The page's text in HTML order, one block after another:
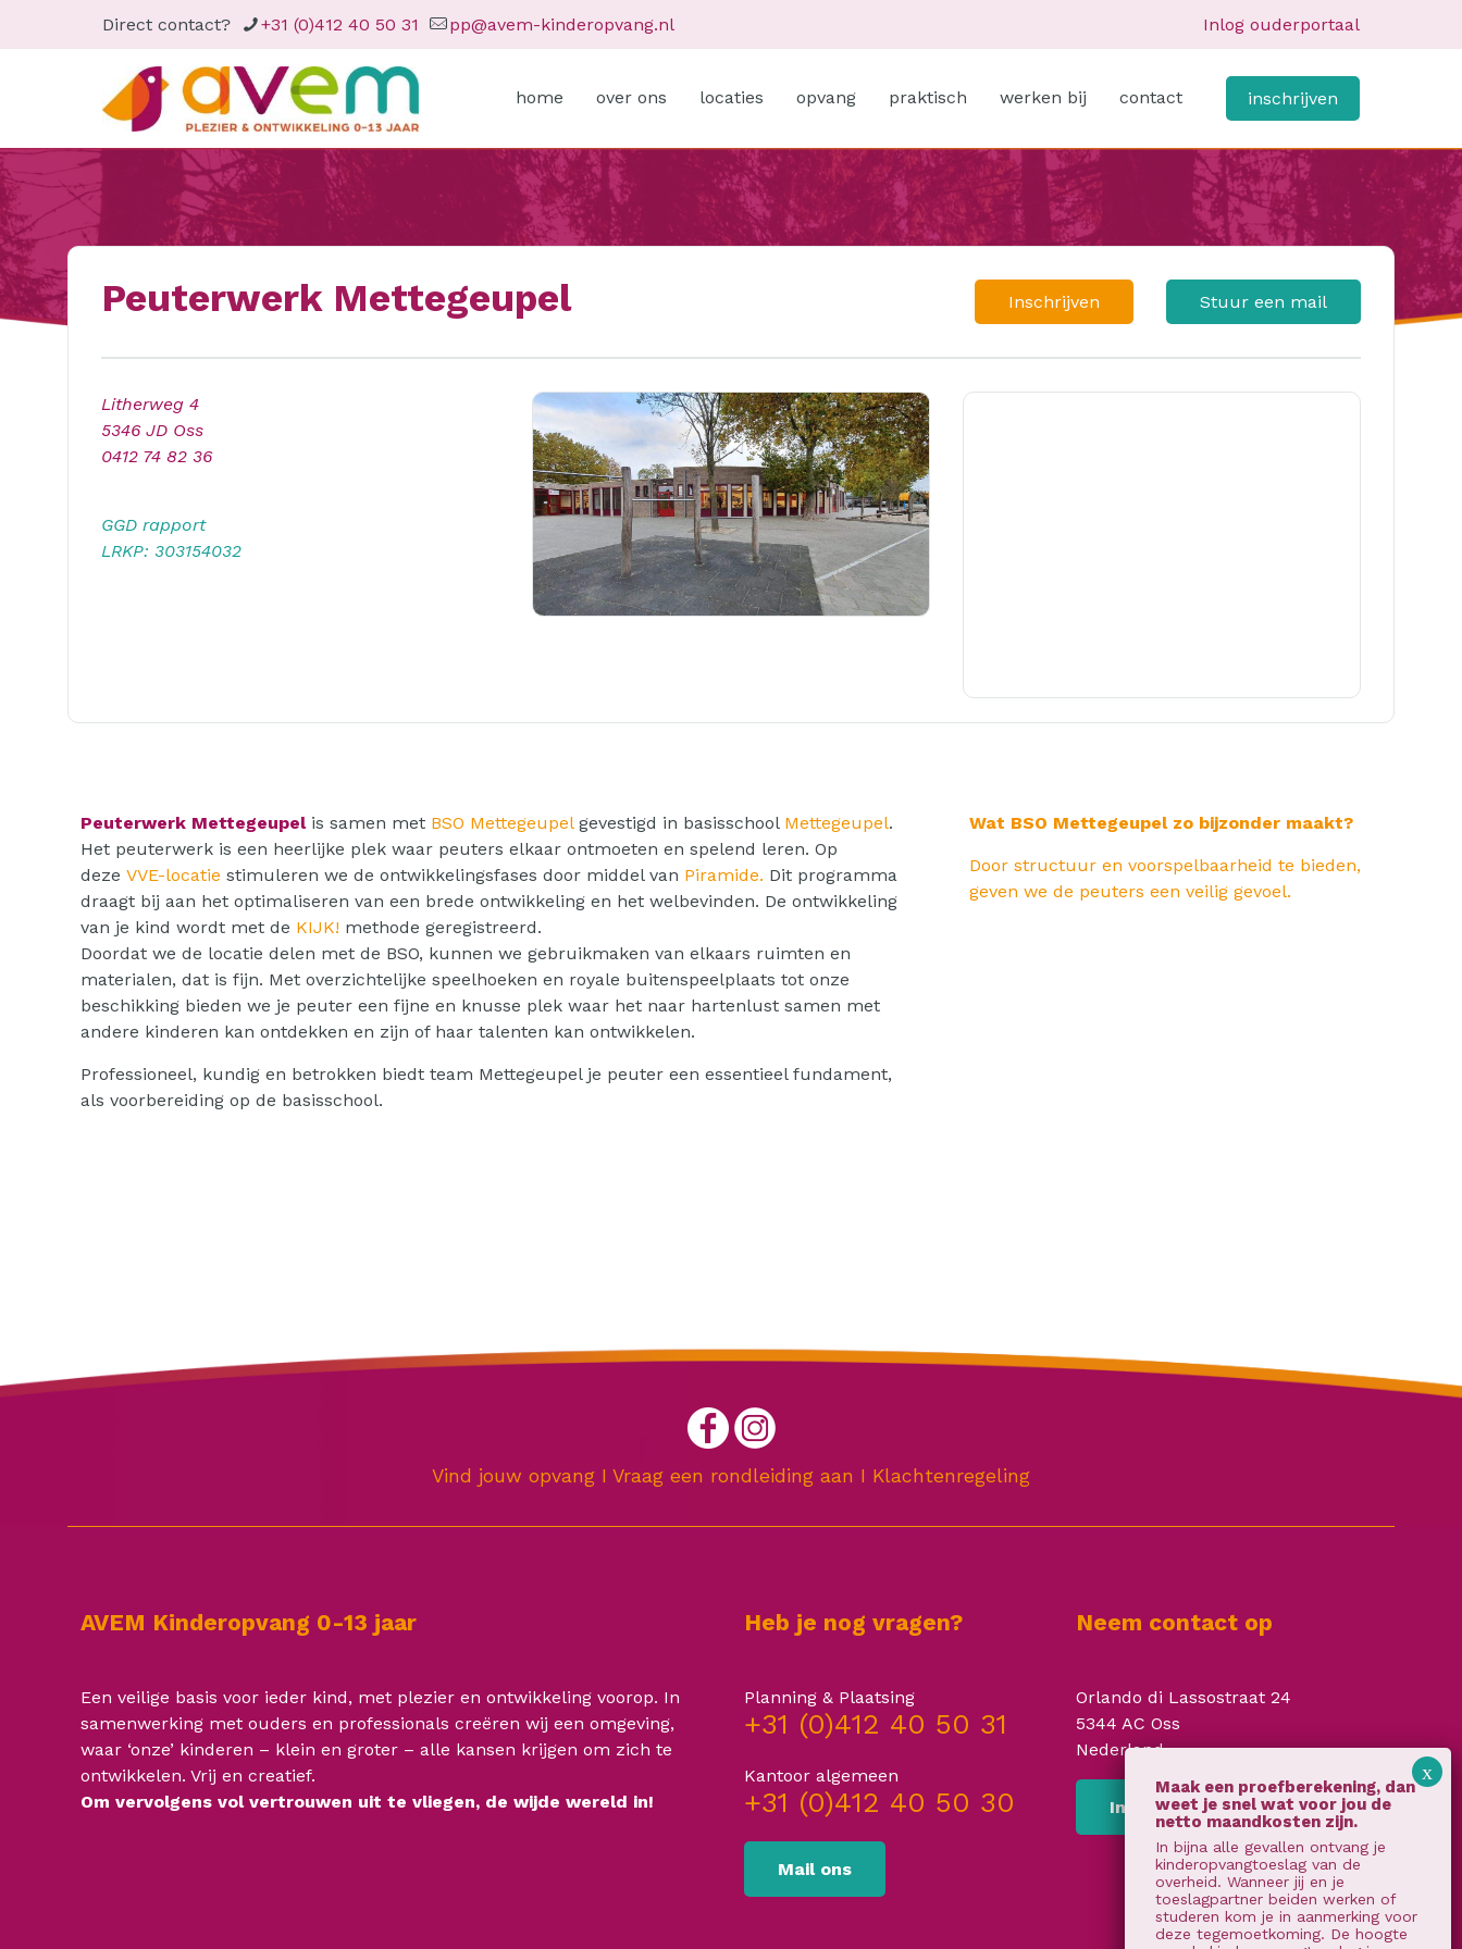
Direct contact? +31 (0)412 40 50 31 pp@avem-kinderopvang.nl Inlog ouderportaal
home over ons locaties opvang praktisch werken bij contact inschrijven
Peuterwerk Mettegeupel Stuur een mail
Inschrijven
Litherweg 4
5346 JD Oss
0412 74 82 36
GGD rapport
LRKP: 303154032
Peuterwerk Mettegeupelis samen met BSO Mettegeupelgevestigd in basisschool Mettegeupel.
Het peuterwerk is een heerlijke plek waar peuters elkaar ontmoeten en spelend leren. Op
dezeVVE-locatie stimuleren we de ontwikkelingsfases door middel van Piramide. Dit programma
draagt bij aan het optimaliseren van een brede ontwikkeling en het welbevinden. De ontwikkeling
van je kind wordt met de KIJK! methode geregistreerd.
Doordat we de locatie delen met de BSO, kunnen we gebruikmaken van elkaars ruimten en
materialen, dat is fijn. Met overzichtelijke speelhoeken en royale buitenspeelplaats tot onze
beschikking bieden we je peuter een fijne en knusse plek waar het naar hartenlust samen met
andere kinderen kan ontdekken en zijn of haar talenten kan ontwikkelen.
Professioneel, kundig en betrokken biedt team Mettegeupel je peuter een essentieel fundament,
als voorbereiding op de basisschool.
Wat BSO Mettegeupel zo bijzonder maakt?
Door structuur en voorspelbaarheid te bieden,
geven we de peuters een veilig gevoel.
Vind jouw opvang I Vraag een rondleiding aan I Klachtenregeling
AVEM Kinderopvang 0-13 jaar
Een veilige basis voor ieder kind, met plezier en ontwikkeling voorop. In
samenwerking met ouders en professionals creëren wij een omgeving,
waar ‘onze’ kinderen – klein en groter – alle kansen krijgen om zich te
ontwikkelen. Vrij en creatief.
Om vervolgens vol vertrouwen uit te vliegen, de wijde wereld in!
Heb je nog vragen?
Planning & Plaatsing
+31 (0)412 40 50 31
Kantoor algemeen
+31 (0)412 40 50 30
Mail ons
Neem contact op
Orlando di Lassostraat 24
5344 AC Oss
Nederland
Inschrijven
In bijna alle gevallen ontvang je
kinderopvangtoeslag van de
overheid. Wanneer jij en je
toeslagpartner beiden werken of
studeren kom je in aanmerking voor
deze tegemoetkoming. De hoogte